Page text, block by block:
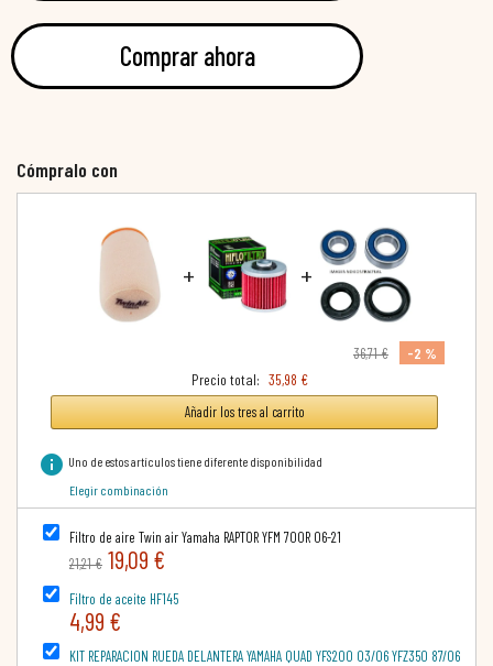
Comprar ahora
Cómpralo con
+ +
36,71 €
-2 %
Precio total: 35,98 €
Añadir los tres al carrito
info Uno de estos artículos tiene diferente disponibilidad
Elegir combinación
Filtro de aire Twin air Yamaha RAPTOR YFM 700R 06-21
21,21 € 19,09 €
Filtro de aceite HF145
4,99 €
KIT REPARACION RUEDA DELANTERA YAMAHA QUAD YFS200 03/06 YFZ350 87/06